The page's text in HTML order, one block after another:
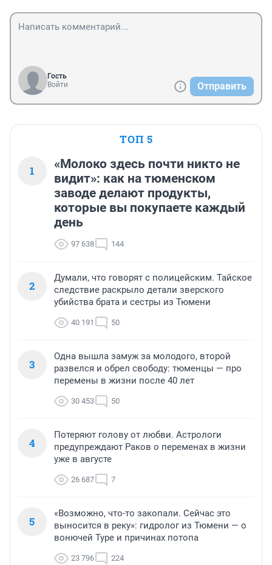
Гость
Войти
Отправить
ТОП 5
1
«Молоко здесь почти никто не
видит»: как на тюменском
заводе делают продукты,
которые вы покупаете каждый
день
97 638 144
2
Думали, что говорят с полицейским. Тайское
следствие раскрыло детали зверского
убийства брата и сестры из Тюмени
40 191 50
3
Одна вышла замуж за молодого, второй
развелся и обрел свободу: тюменцы — про
перемены в жизни после 40 лет
30 453 50
4
Потеряют голову от любви. Астрологи
предупреждают Раков о переменах в жизни
уже в августе
26 687 7
5
«Возможно, что-то закопали. Сейчас это
выносится в реку»: гидролог из Тюмени — о
вонючей Туре и причинах потопа
23 796 224